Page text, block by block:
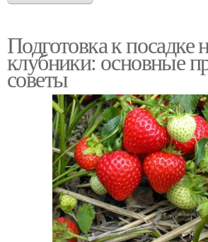
Подготовка к посадке
клубники: основные
советы